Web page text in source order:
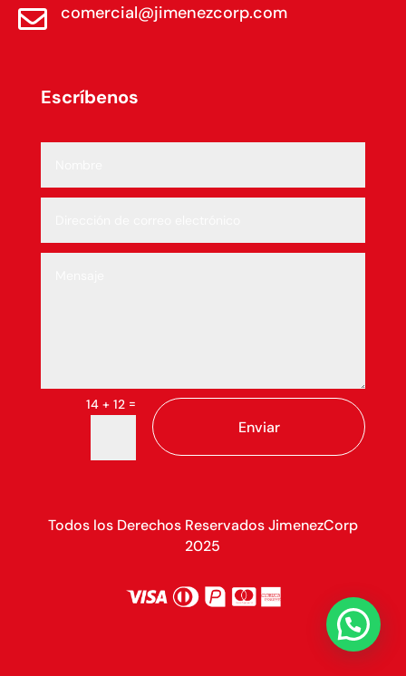
 comercial@jimenezcorp.com
Escríbenos
14 + 12 =
Enviar
Todos los Derechos Reservados JimenezCorp
2025